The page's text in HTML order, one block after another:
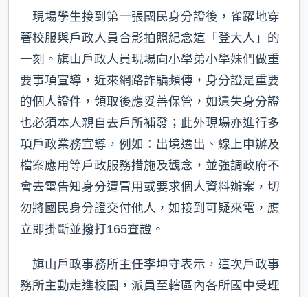
現場學生接到第一張國民身分證後，雀躍地穿
著校服與戶政人員合影拍照紀念這「登大人」的
一刻。旗山戶政人員現場向小學弟小學妹們做重
要事項宣導，近來網路詐騙頻傳，身分證是重要
的個人證件，領取後應妥善保管，如遺失身分證
也必須本人親自去戶所補發；此外現場亦進行多
項戶政業務宣導，例如：出境遷出、線上申辦及
檔案應用等戶政服務措施及觀念，並強調政府不
會去電告知身分遭冒用或要求個人資料辦案，切
勿將國民身分證交付他人，如接到可疑來電，應
立即掛斷並撥打165查證。
旗山戶政事務所主任李坤守表示，這次戶政事
務所主動走進校園，派員至轄區內各所國中受理